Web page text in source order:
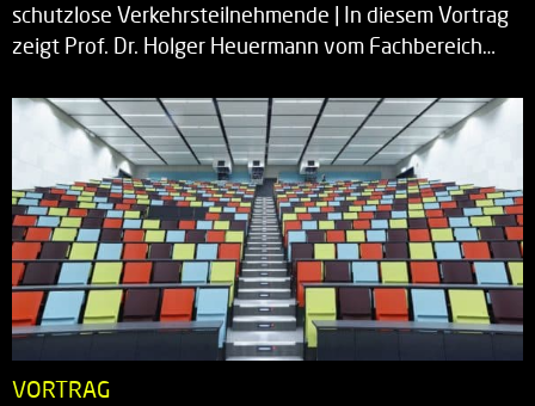
schutzlose Verkehrsteilnehmende | In diesem Vortrag
zeigt Prof. Dr. Holger Heuermann vom Fachbereich…
VORTRAG